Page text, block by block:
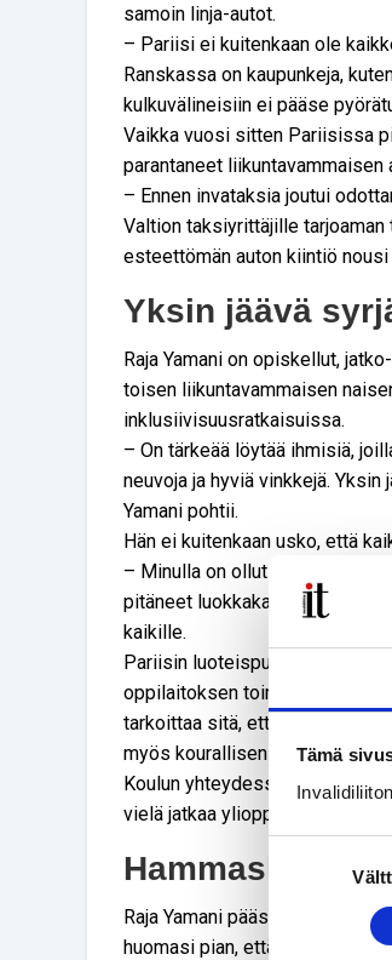
Tämä
samoin linja-autot.
– Pariisi ei kuitenkaan ole
Ranskassa on kaupunkeja,
kulkuvälineisiin ei pääse
Vaikka vuosi sitten Pariisissa
parantaneet
– Ennen invataksia joutui
Valtion taksiyrittäjille
esteettömän auton kiintiö nousi
Yksin jäävä
Raja Yamani on opiskellut,
toisen liikuntavammaisen
inklusiivisuusratkaisuissa.
– On tärkeää löytää ihmisiä,
neuvoja ja hyviä vinkkejä.
Yamani pohtii.
Hän ei kuitenkaan usko, että
– Minulla on ollut tuuria, että
pitäneet luokkakavereiden
kaikille.
Pariisin luoteispuolella
oppilaitoksen
tarkoittaa sitä, että liikunta- ja
myös kourallisen
Koulun yhteydessä on
vielä jatkaa ylioppilaaksi
Raja Yamani pääsi muutama
huomasi pian, että